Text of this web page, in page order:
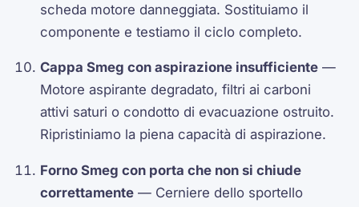
scheda motore danneggiata. Sostituiamo il
componente e testiamo il ciclo completo.
Cappa Smeg con aspirazione insufficiente —
Motore aspirante degradato, filtri ai carboni
attivi saturi o condotto di evacuazione ostruito.
Ripristiniamo la piena capacità di aspirazione.
Forno Smeg con porta che non si chiude
correttamente — Cerniere dello sportello